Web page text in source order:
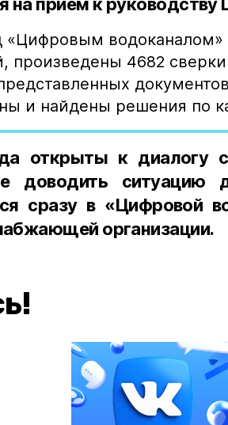
«Цифровым
произведены 4682 сверки
и найдены решения по
открыты к диалогу
доводить ситуацию
сразу в «Цифровой
организации.